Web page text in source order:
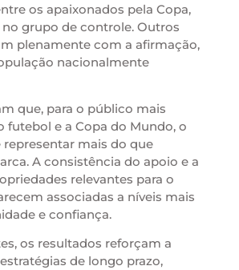
os apaixonados pela Copa,
no grupo de controle. Outros
plenamente com a afirmação,
nacionalmente
que, para o público mais
futebol e a Copa do Mundo, o
mais do que
A consistência do apoio e a
relevantes para o
associadas a níveis mais
e confiança.
os resultados reforçam a
de longo prazo,